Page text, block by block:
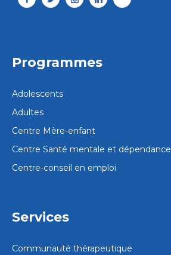
Programmes
Adolescents
Adultes
Centre Mère-enfant
Centre Santé mentale et dépendance
Centre-conseil en emploi
Services
Communauté thérapeutique